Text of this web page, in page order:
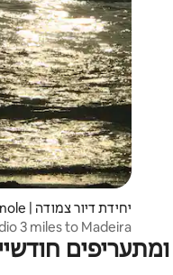
יחידת דיור צמודה | Seminole
3 miles to Madeira
Beach